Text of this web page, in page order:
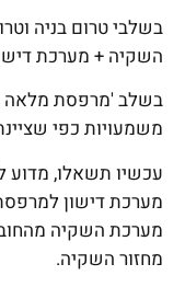
בשלבי טרום בניה
השקיה + מערכת
בשלב 'מרפסת מלאה
משמעויות כפי
עכשיו תשאלו, מדוע
מערכת דישון
מערכת השקיה
מחזור השקיה.